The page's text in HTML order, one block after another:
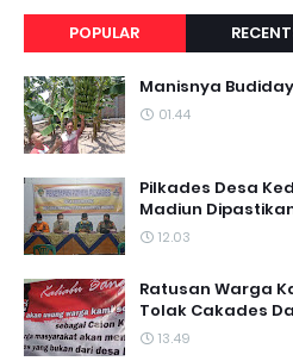
POPULAR
Manisnya
01.44
Pilkades Desa
Madiun
12.03
Ratusan Warga
Tolak Cakades
13.49